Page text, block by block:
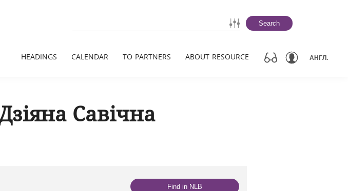
Search
HEADINGS CALENDAR TO PARTNERS ABOUT RESOURCE АНГЛ.
Савічна
Find in NLB